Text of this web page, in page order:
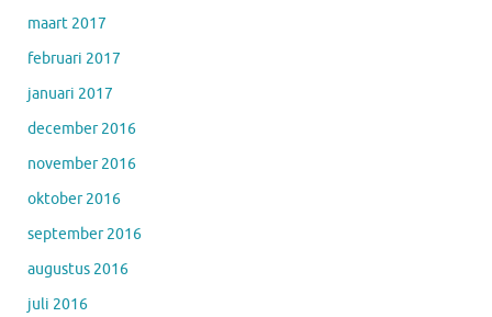
maart 2017
februari 2017
januari 2017
december 2016
november 2016
oktober 2016
september 2016
augustus 2016
juli 2016